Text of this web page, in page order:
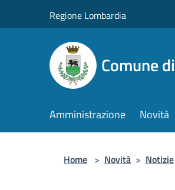
Regione Lombardia
Comune
Amministrazione Novità
Home > Novità > Notizie